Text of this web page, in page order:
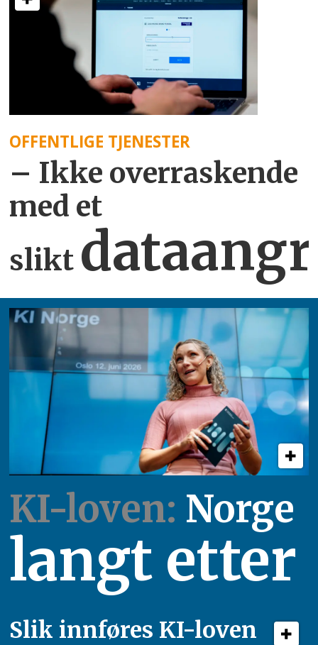
OFFENTLIGE TJENESTER
– Ikke overraskende
med et
slikt
KI-loven: Norge
langt etter
Slik innføres KI-loven